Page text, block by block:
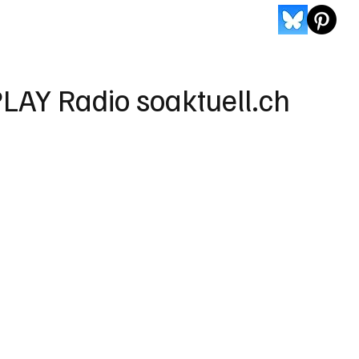
Radio soaktuell.ch